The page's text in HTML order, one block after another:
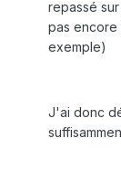
repassé
pas encore
exemple)
J'ai donc